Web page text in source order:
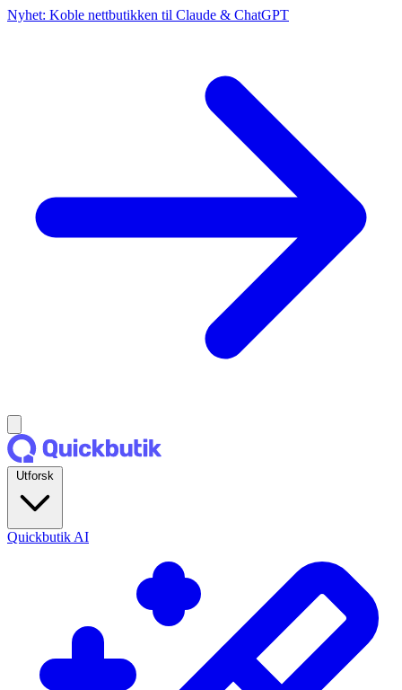
Nyhet: Koble nettbutikken til Claude & ChatGPT
Quickbutik AI